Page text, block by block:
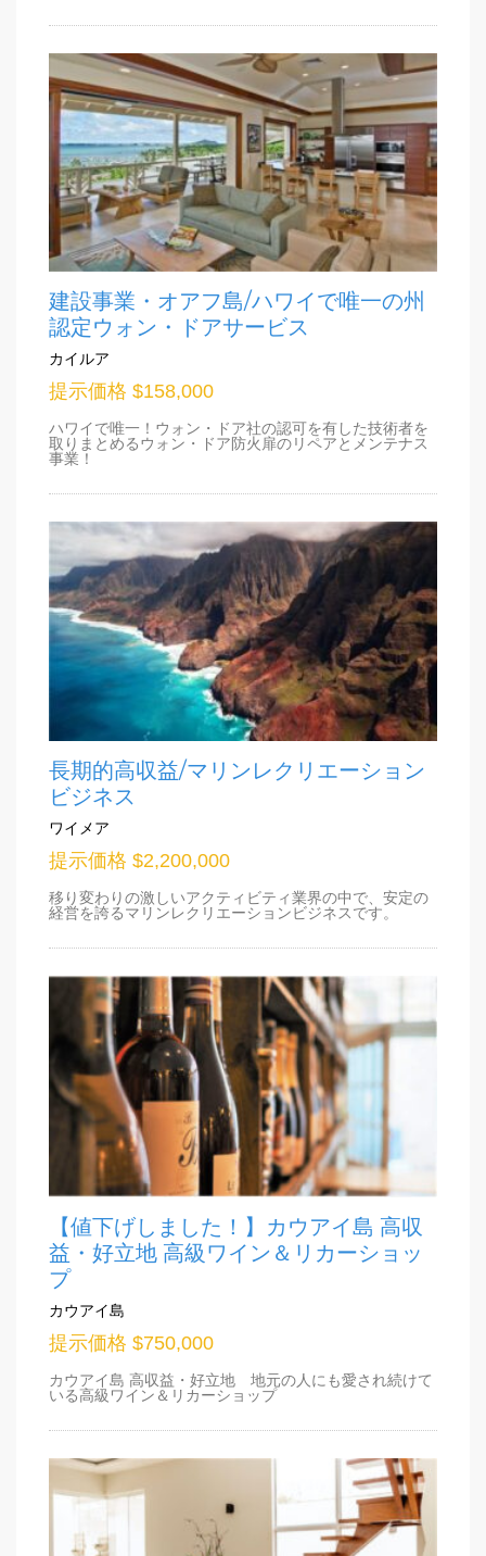
建設事業・オアフ島/ハワイで唯一の州
認定ウォン・ドアサービス
カイルア
提示価格 $158,000
ハワイで唯一！ウォン・ドア社の認可を有した技術者を
取りまとめるウォン・ドア防火扉のリペアとメンテナス
事業！
長期的高収益/マリンレクリエーション
ビジネス
ワイメア
提示価格 $2,200,000
移り変わりの激しいアクティビティ業界の中で、安定の
経営を誇るマリンレクリエーションビジネスです。
【値下げしました！】カウアイ島 高収
益・好立地 高級ワイン＆リカーショッ
プ
カウアイ島
提示価格 $750,000
カウアイ島 高収益・好立地 地元の人にも愛され続けて
いる高級ワイン＆リカーショップ